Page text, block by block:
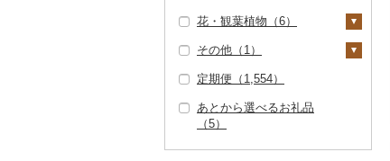
パイナップル（0）
栗（4）
その他果物（0）
饅頭（0）
大福（0）
その他和菓子（56）
キムチ（2）
その他漬物（9）
肉（0）
魚（0）
果物（0）
ジャム（3）
（1）
乾物（4）
燻製（スモーク）
その他加工品（21）
こしょう（0）
その他調味料（11）
釣り（0）
ダイビング（0）
スキーチケット・リフ
ゴルフプレー券（4）
GDOふるさとゴルフ
花火大会チケット
ア（14）
その他タオル（0）
ボールペン（0）
ノート・ファイル
その他文房具（0）
食器（41）
グラス・カップ（0）
タンブラー（0）
箸（8）
ナイフ（0）
キッチン用品（0）
日用品（12）
洗剤（0）
（0）
楽器・器材（0）
（0）
入浴剤（0）
アロマ（0）
トートバッグ・ショル
ツケース（0）
その他鞄・バッグ
（0）
洋服（6）
女性・レディース
子供・ベビー（0）
その他洋服（3）
和服（0）
靴・履物（0）
アクセサリー（3）
ス（0）
花・観葉植物（6）
観葉植物・苗木（0）
花（4）
胡蝶蘭（0）
ラワー（2）
盆栽・その他（2）
その他（1）
地域サービス（1）
その他（0）
定期便（1,554）
あとから選べるお礼品
（5）